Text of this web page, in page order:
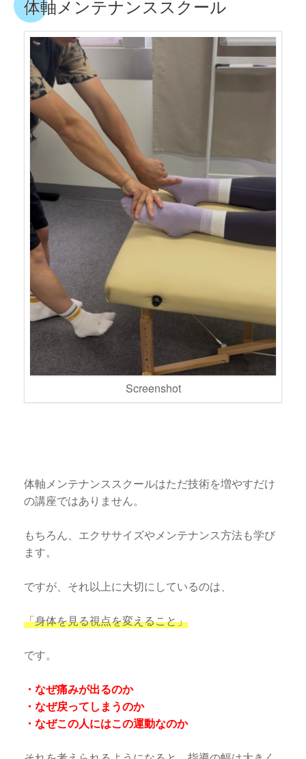
体軸メンテナンススクール
Screenshot
体軸メンテナンススクールはただ技術を増やすだけ
の講座ではありません。
もちろん、エクササイズやメンテナンス方法も学び
ます。
ですが、それ以上に大切にしているのは、
「身体を見る視点を変えること」
です。
・なぜ痛みが出るのか
・なぜ戻ってしまうのか
・なぜこの人にはこの運動なのか